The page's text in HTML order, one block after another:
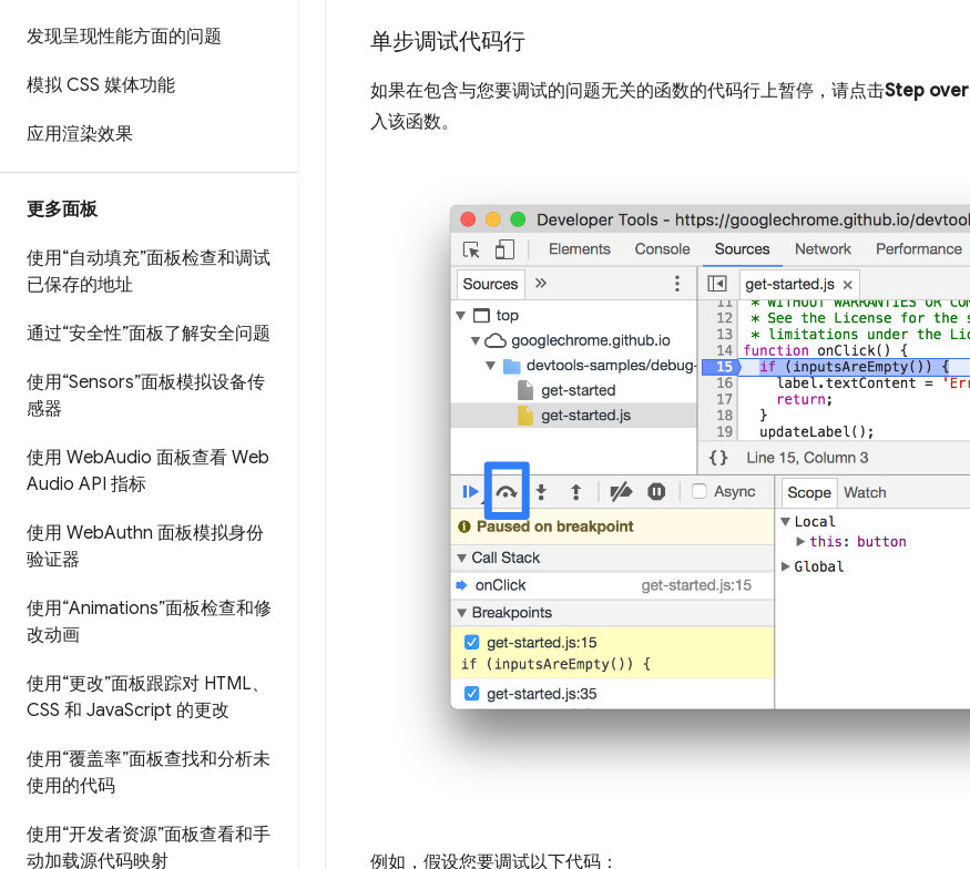
发现呈现性能方面的问题
模拟 CSS 媒体功能
应用渲染效果
更多面板
使用“自动填充”面板检查和调试
已保存的地址
通过“安全性”面板了解安全问题
使用“Sensors”面板模拟设备传
感器
使用 WebAudio 面板查看 Web
Audio API 指标
使用 WebAuthn 面板模拟身份
验证器
使用“Animations”面板检查和修
改动画
使用“更改”面板跟踪对 HTML、
CSS 和 JavaScript 的更改
使用“覆盖率”面板查找和分析未
使用的代码
使用“开发者资源”面板查看和手
动加载源代码映射
单步调试代码行
如果在包含与您要调试的问题无关的函数的代码行上暂停，请点击Step over
入该函数。
例如，假设您要调试以下代码：